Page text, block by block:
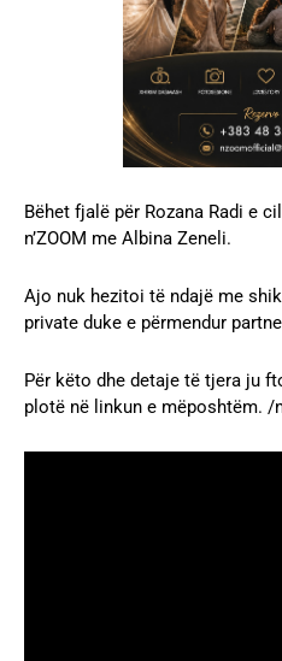
Bëhet fjalë për Rozana Radi e
n’ZOOM me Albina Zeneli.
Ajo nuk hezitoi të ndajë me
private duke e përmendur
Për këto dhe detaje të tjera ju
plotë në linkun e mëposhtëm. /